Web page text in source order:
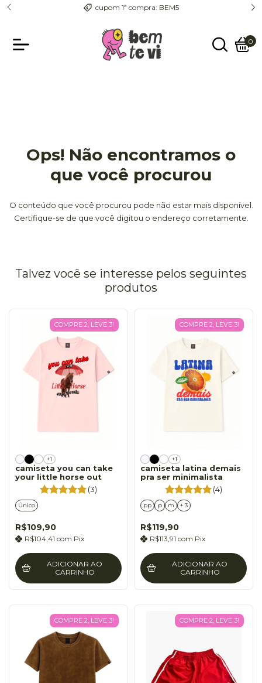
cupom 1ª compra: BEM5
0
Ops! Não encontramos o
que você procurou
O conteúdo que você procurou pode não estar mais disponível.
Certifique-se de que você digitou o endereço corretamente.
Talvez você se interesse pelos seguintes
produtos
COMPRE 2, LEVE 3!
+1
camiseta you can take
your little horse out
(3)
Único
R$109,90
R$104,41 com Pix
ADICIONAR AO
CARRINHO
COMPRE 2, LEVE 3!
+1
camiseta latina demais
pra ser minimalista
(4)
pp p m + 3
R$119,90
R$113,91 com Pix
ADICIONAR AO
CARRINHO
COMPRE 2, LEVE 3! COMPRE 2, LEVE 3!